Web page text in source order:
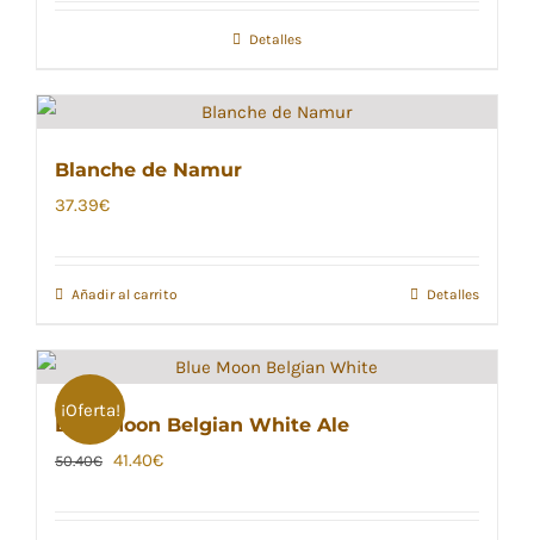
Detalles
Blanche de Namur
37.39€
Añadir al carrito Detalles
¡Oferta!
Blue Moon Belgian White Ale
50.40€ El
41.40€El